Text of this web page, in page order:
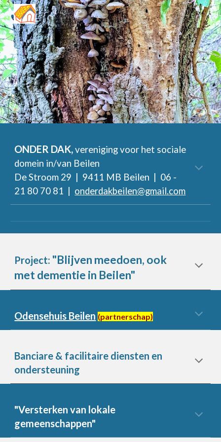
Skip to main content Skip to navigation
ONDER DAK,vereniging voor het sociale
domein in/van Beilen
De Stroom 29 | 9411 MB Beilen | 06 -
21 80 70 81 | onderdakbeilen@gmail.com
Project: "Blijven meedoen, ook
met dementie in Beilen"
Odensehuis Beilen (partnerschap)
Banciare & facilitaire diensten en
ondersteuning
"Versterken van lokale
gemeenschappen"